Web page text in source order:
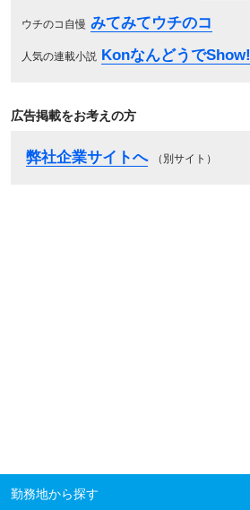
ウチのコ自慢 みてみてウチのコ
人気の連載小説 KonなんどうでShow!
広告掲載をお考えの方
弊社企業サイトへ （別サイト）
勤務地から探す